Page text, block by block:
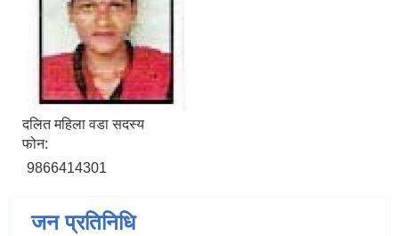
दलित महिला वडा सदस्य
फोन:
9866414301
जन प्रतिनिधि